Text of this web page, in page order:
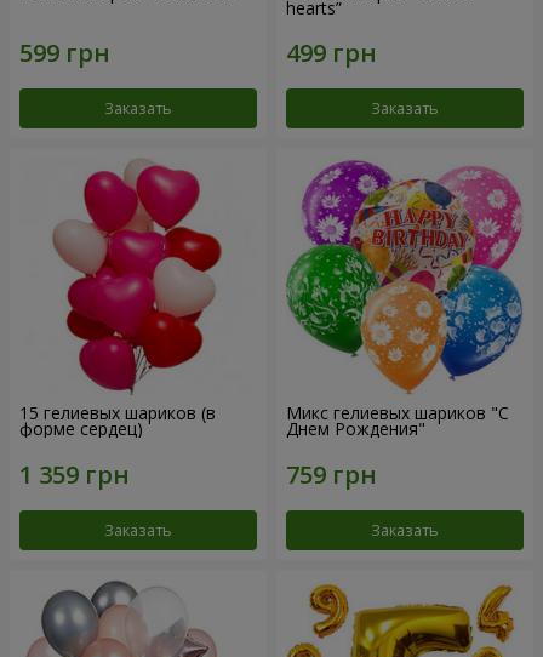
Заказать
hearts”
Заказать
15 гелиевых шариков (в
форме сердец)
Заказать
Микс гелиевых шариков "C
Днем Рождения"
Заказать